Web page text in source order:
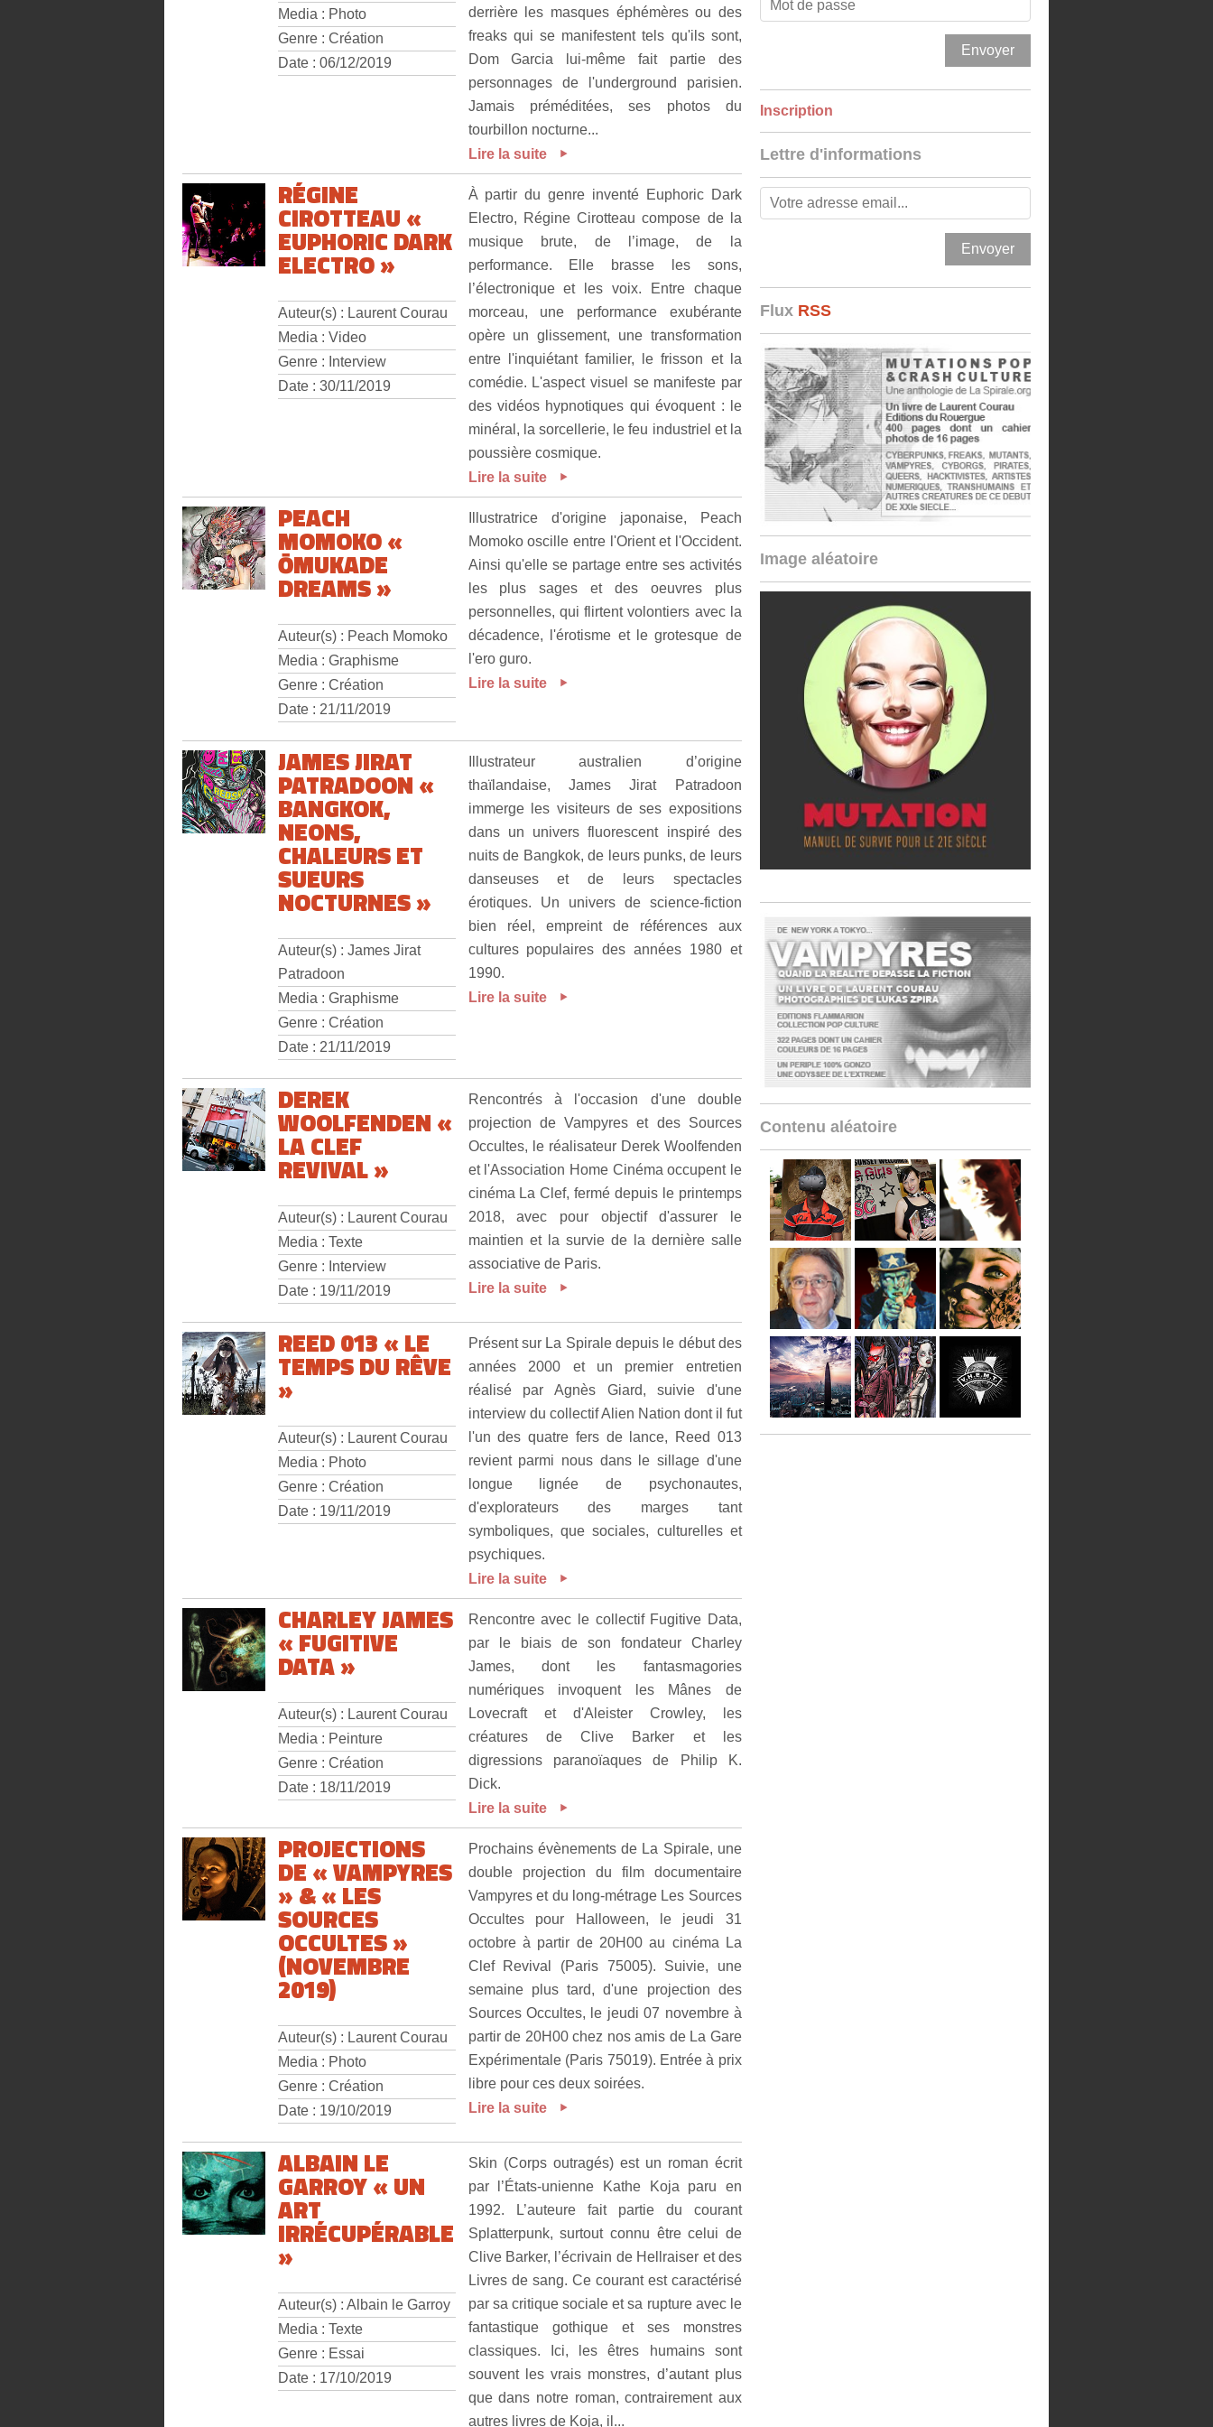
Media : Photo
Genre : Création
Date : 06/12/2019
derrière les masques éphémères ou des
freaks qui se manifestent tels qu'ils sont,
Dom Garcia lui-même fait partie des
personnages de l'underground parisien.
Jamais préméditées, ses photos du
tourbillon nocturne...
Lire la suite
RÉGINE
CIROTTEAU «
EUPHORIC DARK
ELECTRO »
Auteur(s) : Laurent Courau
Media : Video
Genre : Interview
Date : 30/11/2019
À partir du genre inventé Euphoric Dark
Electro, Régine Cirotteau compose de la
musique brute, de l’image, de la
performance. Elle brasse les sons,
l’électronique et les voix. Entre chaque
morceau, une performance exubérante
opère un glissement, une transformation
entre l'inquiétant familier, le frisson et la
comédie. L'aspect visuel se manifeste par
des vidéos hypnotiques qui évoquent : le
minéral, la sorcellerie, le feu industriel et la
poussière cosmique.
Lire la suite
PEACH
MOMOKO «
ŌMUKADE
DREAMS »
Auteur(s) : Peach Momoko
Media : Graphisme
Genre : Création
Date : 21/11/2019
Illustratrice d'origine japonaise, Peach
Momoko oscille entre l'Orient et l'Occident.
Ainsi qu'elle se partage entre ses activités
les plus sages et des oeuvres plus
personnelles, qui flirtent volontiers avec la
décadence, l'érotisme et le grotesque de
l'ero guro.
Lire la suite
JAMES JIRAT
PATRADOON «
BANGKOK,
NEONS,
CHALEURS ET
SUEURS
NOCTURNES »
Auteur(s) : James Jirat
Patradoon
Media : Graphisme
Genre : Création
Date : 21/11/2019
Illustrateur australien d’origine
thaïlandaise, James Jirat Patradoon
immerge les visiteurs de ses expositions
dans un univers fluorescent inspiré des
nuits de Bangkok, de leurs punks, de leurs
danseuses et de leurs spectacles
érotiques. Un univers de science-fiction
bien réel, empreint de références aux
cultures populaires des années 1980 et
1990.
Lire la suite
DEREK
WOOLFENDEN «
LA CLEF
REVIVAL »
Auteur(s) : Laurent Courau
Media : Texte
Genre : Interview
Date : 19/11/2019
Rencontrés à l'occasion d'une double
projection de Vampyres et des Sources
Occultes, le réalisateur Derek Woolfenden
et l'Association Home Cinéma occupent le
cinéma La Clef, fermé depuis le printemps
2018, avec pour objectif d'assurer le
maintien et la survie de la dernière salle
associative de Paris.
Lire la suite
REED 013 « LE
TEMPS DU RÊVE
»
Auteur(s) : Laurent Courau
Media : Photo
Genre : Création
Date : 19/11/2019
Présent sur La Spirale depuis le début des
années 2000 et un premier entretien
réalisé par Agnès Giard, suivie d'une
interview du collectif Alien Nation dont il fut
l'un des quatre fers de lance, Reed 013
revient parmi nous dans le sillage d'une
longue lignée de psychonautes,
d'explorateurs des marges tant
symboliques, que sociales, culturelles et
psychiques.
Lire la suite
CHARLEY JAMES
« FUGITIVE
DATA »
Auteur(s) : Laurent Courau
Media : Peinture
Genre : Création
Date : 18/11/2019
Rencontre avec le collectif Fugitive Data,
par le biais de son fondateur Charley
James, dont les fantasmagories
numériques invoquent les Mânes de
Lovecraft et d'Aleister Crowley, les
créatures de Clive Barker et les
digressions paranoïaques de Philip K.
Dick.
Lire la suite
PROJECTIONS
DE « VAMPYRES
» & « LES
SOURCES
OCCULTES »
(NOVEMBRE
2019)
Auteur(s) : Laurent Courau
Media : Photo
Genre : Création
Date : 19/10/2019
Prochains évènements de La Spirale, une
double projection du film documentaire
Vampyres et du long-métrage Les Sources
Occultes pour Halloween, le jeudi 31
octobre à partir de 20H00 au cinéma La
Clef Revival (Paris 75005). Suivie, une
semaine plus tard, d'une projection des
Sources Occultes, le jeudi 07 novembre à
partir de 20H00 chez nos amis de La Gare
Expérimentale (Paris 75019). Entrée à prix
libre pour ces deux soirées.
Lire la suite
ALBAIN LE
GARROY « UN
ART
IRRÉCUPÉRABLE
»
Auteur(s) : Albain le Garroy
Media : Texte
Genre : Essai
Date : 17/10/2019
Skin (Corps outragés) est un roman écrit
par l’États-unienne Kathe Koja paru en
1992. L’auteure fait partie du courant
Splatterpunk, surtout connu être celui de
Clive Barker, l’écrivain de Hellraiser et des
Livres de sang. Ce courant est caractérisé
par sa critique sociale et sa rupture avec le
fantastique gothique et ses monstres
classiques. Ici, les êtres humains sont
souvent les vrais monstres, d’autant plus
que dans notre roman, contrairement aux
autres livres de Koja, il...
Inscription
Lettre d'informations
Flux RSS
Image aléatoire
Contenu aléatoire